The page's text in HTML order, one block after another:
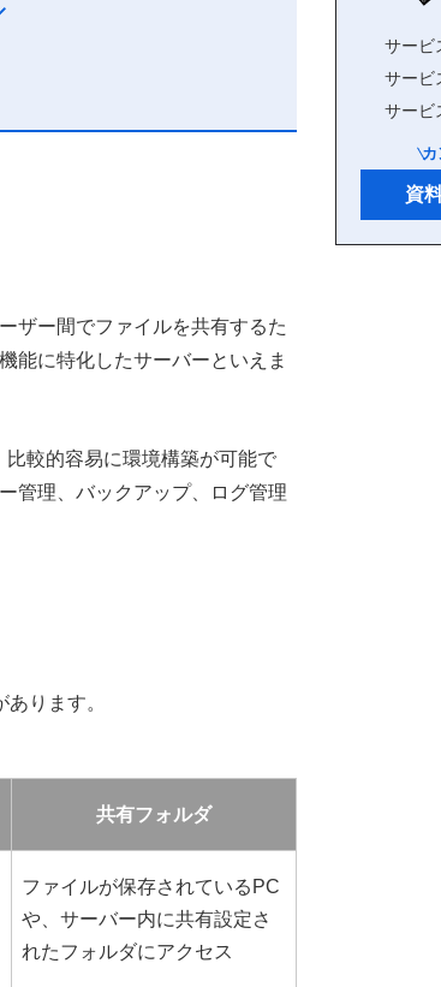
ザー間でファイルを共有するた
能に特化したサーバーといえま
較的容易に環境構築が可能で
管理、バックアップ、ログ管理
ります。
共有フォルダ
ファイルが保存されているPC
や、サーバー内に共有設定さ
れたフォルダにアクセス
サービ
サービ
サービ
カ
資